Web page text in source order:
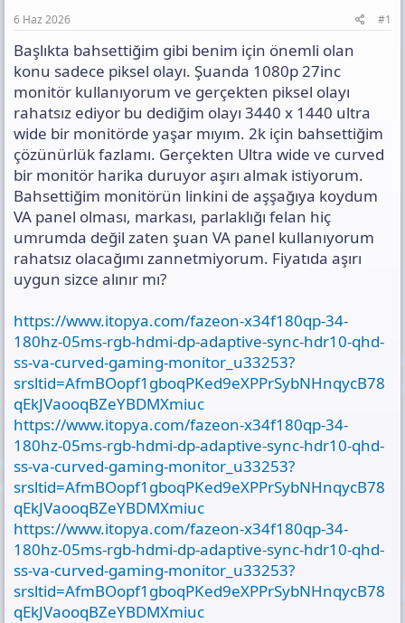
n
ı
n
K
o
p
y
a
l
a
6 Haz 2026 #1
Başlıkta bahsettiğim gibi benim için önemli olan
konu sadece piksel olayı. Şuanda 1080p 27inc
monitör kullanıyorum ve gerçekten piksel olayı
rahatsız ediyor bu dediğim olayı 3440 x 1440 ultra
wide bir monitörde yaşar mıyım. 2k için bahsettiğim
çözünürlük fazlamı. Gerçekten Ultra wide ve curved
bir monitör harika duruyor aşırı almak istiyorum.
Bahsettiğim monitörün linkini de aşşağıya koydum
VA panel olması, markası, parlaklığı felan hiç
umrumda değil zaten şuan VA panel kullanıyorum
rahatsız olacağımı zannetmiyorum. Fiyatıda aşırı
uygun sizce alınır mı?
https://www.itopya.com/fazeon-x34f180qp-34-
180hz-05ms-rgb-hdmi-dp-adaptive-sync-hdr10-qhd-
ss-va-curved-gaming-monitor_u33253?
srsltid=AfmBOopf1gboqPKed9eXPPrSybNHnqycB78
qEkJVaooqBZeYBDMXmiuc
https://www.itopya.com/fazeon-x34f180qp-34-
180hz-05ms-rgb-hdmi-dp-adaptive-sync-hdr10-qhd-
ss-va-curved-gaming-monitor_u33253?
srsltid=AfmBOopf1gboqPKed9eXPPrSybNHnqycB78
qEkJVaooqBZeYBDMXmiuc
https://www.itopya.com/fazeon-x34f180qp-34-
180hz-05ms-rgb-hdmi-dp-adaptive-sync-hdr10-qhd-
ss-va-curved-gaming-monitor_u33253?
srsltid=AfmBOopf1gboqPKed9eXPPrSybNHnqycB78
qEkJVaooqBZeYBDMXmiuc